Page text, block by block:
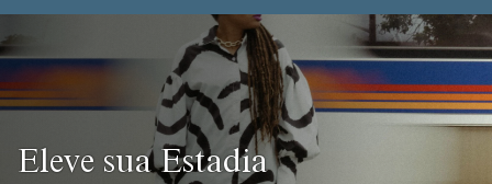
Eleve sua Estadia